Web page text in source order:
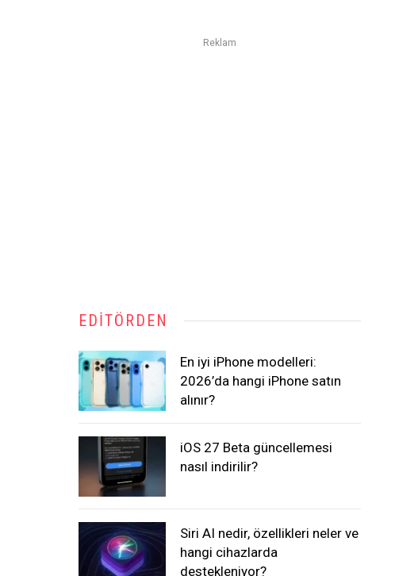
Reklam
EDITÖRDEN
En iyi iPhone modelleri:
2026’da hangi iPhone satın
alınır?
iOS 27 Beta güncellemesi
nasıl indirilir?
Siri AI nedir, özellikleri neler ve
hangi cihazlarda
destekleniyor?